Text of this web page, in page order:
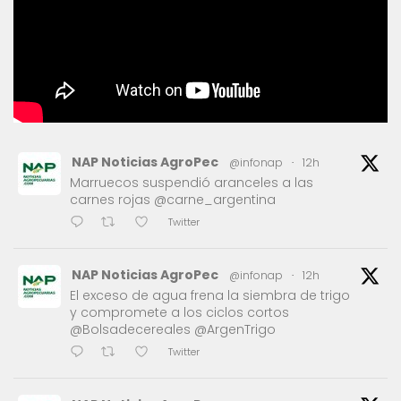
NAP Noticias AgroPec @infonap · 12h
Marruecos suspendió aranceles a las
carnes rojas @carne_argentina
Twitter
NAP Noticias AgroPec @infonap · 12h
El exceso de agua frena la siembra de trigo
y compromete a los ciclos cortos
@Bolsadecereales @ArgenTrigo
Twitter